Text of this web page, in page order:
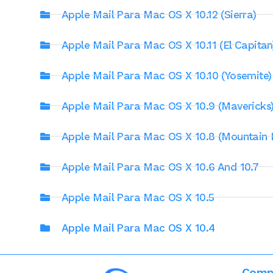
Apple Mail Para Mac OS X 10.12 (Sierra)
Apple Mail Para Mac OS X 10.11 (El
Apple Mail Para Mac OS X 10.10 (Yosemite)
Apple Mail Para Mac OS X 10.9
Apple Mail Para Mac OS X 10.8 (Mountain
Apple Mail Para Mac OS X 10.6 And 10.7
Apple Mail Para Mac OS X 10.5
Apple Mail Para Mac OS X 10.4